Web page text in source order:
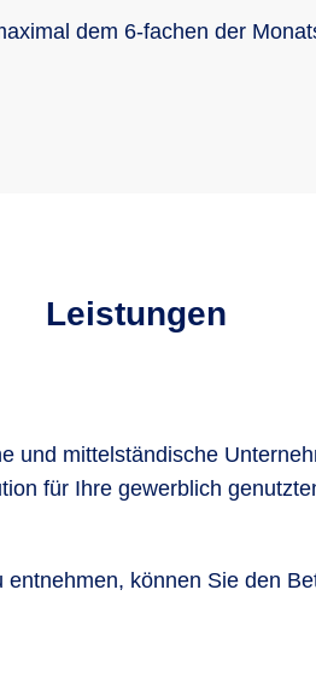
dem 6-fachen der
Leistungen
und mittelständische
für Ihre gewerblich
können Sie den